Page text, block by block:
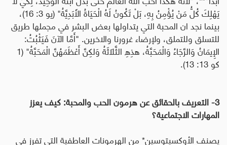
يَهْلِكَ كُلُّ مَنْ يُؤْمِنُ بِهِ، بَلْ تَكُونُ لَهُ الْحَيَاةُ الأَبَدِيَّةُ" (يو 3: 16)،
بينما نجد ان المحبة التي يتداولها بعض البشر في مجملها طريق
للتسلق وللتملق، ولإرضاء غرورنا والاخرين. "أَمَّا الآنَ فَيَثْبُتُ:
الإِيمَانُ وَالرَّجَاءُ وَالْمَحَبَّةُ، هذِهِ الثَّلاَثَةُ وَلكِنَّ أَعْظَمَهُنَّ الْمَحَبَّةُ" (1
كو 13: 13).
3- التعريف بالحقائق عن هرمون الحب والمحبة: كيف يعزز
المهارات الاجتماعية؟
يصنف الأوكسيتوسين* من الهرمونات العاطفية التي تفرز في